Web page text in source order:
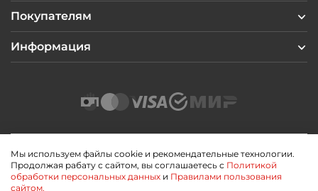
Покупателям
Информация
2026 © Профиль Центр
Политика конфиденциальности
Мы используем файлы cookie и рекомендательные технологии.
Продолжая рабату с сайтом, вы соглашаетесь с Политикой
обработки персональных данных и Правилами пользования
сайтом.